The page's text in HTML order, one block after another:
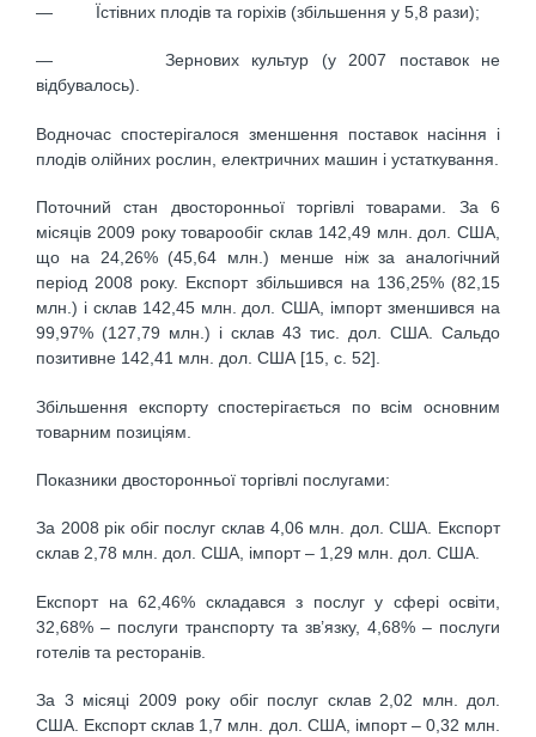
— Їстівних плодів та горіхів (збільшення у 5,8 рази);
— Зернових культур (у 2007 поставок не
відбувалось).
Водночас спостерігалося зменшення поставок насіння і
плодів олійних рослин, електричних машин і устаткування.
Поточний стан двосторонньої торгівлі товарами. За 6
місяців 2009 року товарообіг склав 142,49 млн. дол. США,
що на 24,26% (45,64 млн.) менше ніж за аналогічний
період 2008 року. Експорт збільшився на 136,25% (82,15
млн.) і склав 142,45 млн. дол. США, імпорт зменшився на
99,97% (127,79 млн.) і склав 43 тис. дол. США. Сальдо
позитивне 142,41 млн. дол. США [15, c. 52].
Збільшення експорту спостерігається по всім основним
товарним позиціям.
Показники двосторонньої торгівлі послугами:
За 2008 рік обіг послуг склав 4,06 млн. дол. США. Експорт
склав 2,78 млн. дол. США, імпорт – 1,29 млн. дол. США.
Експорт на 62,46% складався з послуг у сфері освіти,
32,68% – послуги транспорту та зв’язку, 4,68% – послуги
готелів та ресторанів.
За 3 місяці 2009 року обіг послуг склав 2,02 млн. дол.
США. Експорт склав 1,7 млн. дол. США, імпорт – 0,32 млн.